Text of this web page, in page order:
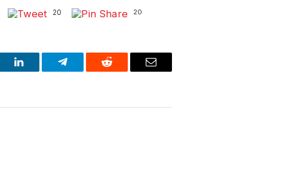
20 20
LinkedIn Telegram Reddit Email